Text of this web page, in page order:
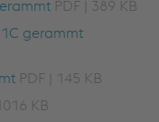
PDF | 389 KB
gerammt
PDF | 145 KB
KB